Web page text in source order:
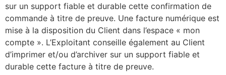
sur un support fiable et durable cette confirmation de
commande à titre de preuve. Une facture numérique est
mise à la disposition du Client dans l’espace « mon
compte ». L’Exploitant conseille également au Client
d’imprimer et/ou d’archiver sur un support fiable et
durable cette facture à titre de preuve.